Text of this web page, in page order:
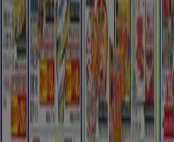
マーケテイング＆ビジネス
地図上で店舗が誤った場所
週にいちど広告のフィード
技術的な問題と一般的なフ
検索方法